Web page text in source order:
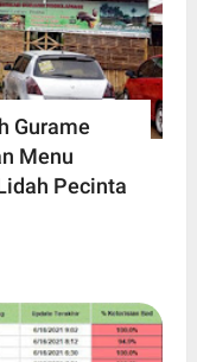
Gurame
Menu
Pecinta